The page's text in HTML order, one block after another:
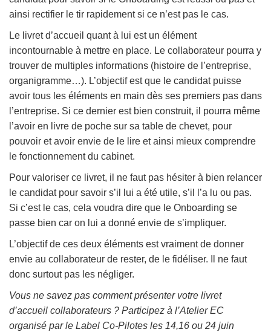
ainsi rectifier le tir rapidement si ce n’est pas le cas.
Le livret d’accueil quant à lui est un élément
incontournable à mettre en place. Le collaborateur pourra y
trouver de multiples informations (histoire de l’entreprise,
organigramme…). L’objectif est que le candidat puisse
avoir tous les éléments en main dès ses premiers pas dans
l’entreprise. Si ce dernier est bien construit, il pourra même
l’avoir en livre de poche sur sa table de chevet, pour
pouvoir et avoir envie de le lire et ainsi mieux comprendre
le fonctionnement du cabinet.
Pour valoriser ce livret, il ne faut pas hésiter à bien relancer
le candidat pour savoir s’il lui a été utile, s’il l’a lu ou pas.
Si c’est le cas, cela voudra dire que le Onboarding se
passe bien car on lui a donné envie de s’impliquer.
L’objectif de ces deux éléments est vraiment de donner
envie au collaborateur de rester, de le fidéliser. Il ne faut
donc surtout pas les négliger.
Vous ne savez pas comment présenter votre livret
d’accueil collaborateurs ? Participez à l’Atelier EC
organisé par le Label Co-Pilotes les 14,16 ou 24 juin